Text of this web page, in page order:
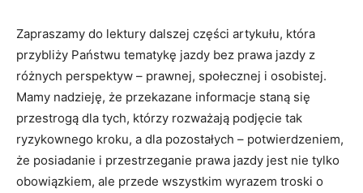
Zapraszamy do lektury dalszej części artykułu, która
przybliży Państwu tematykę jazdy bez prawa jazdy z
różnych perspektyw – prawnej, społecznej i osobistej.
Mamy nadzieję, że przekazane informacje staną się
przestrogą dla tych, którzy rozważają podjęcie tak
ryzykownego kroku, a dla pozostałych – potwierdzeniem,
że posiadanie i przestrzeganie prawa jazdy jest nie tylko
obowiązkiem, ale przede wszystkim wyrazem troski o